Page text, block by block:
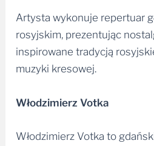
Artysta wykonuje repertuar
rosyjskim, prezentując
inspirowane tradycją
muzyki kresowej.
Włodzimierz Votka
Włodzimierz Votka to